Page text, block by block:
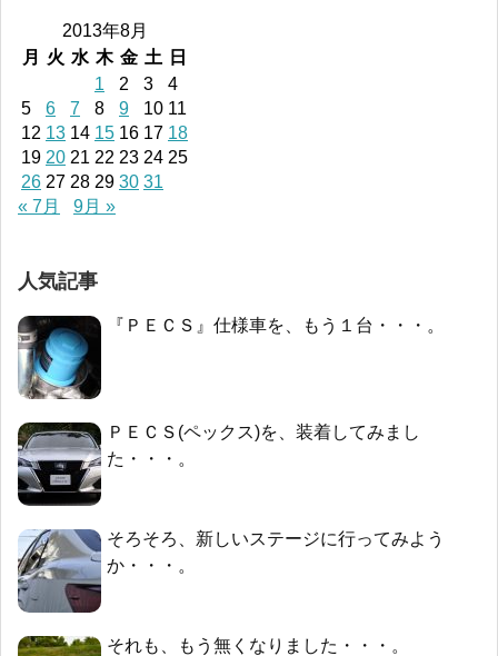
2013年8月
月
火 水 木 金 土
日
1
2 3
4
5
6 7 8 9 10 11
12 13 14 15 16 17 18
19 20 21 22 23 24 25
26 27 28 29 30 31
« 7月
9月 »
人気記事
『ＰＥＣＳ』仕様車を、もう１台・・・。
ＰＥＣＳ(ペックス)を、装着してみまし
た・・・。
そろそろ、新しいステージに行ってみよう
か・・・。
それも、もう無くなりました・・・。